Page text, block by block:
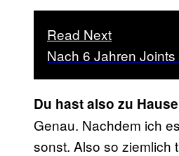
Read Next
Nach 6 Jahren
Du hast also zu
Genau. Nachdem ich
sonst. Also so ziemlich